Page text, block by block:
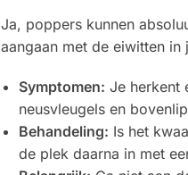
Ja, poppers kunnen
aangaan met de eiwitten
Symptomen: Je herkent
neusvleugels en
Behandeling: Is het
de plek daarna in met